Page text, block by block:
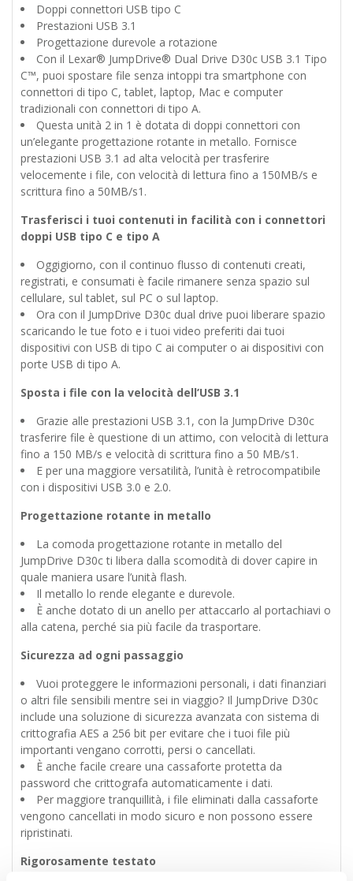
Doppi connettori USB tipo C
Prestazioni USB 3.1
Progettazione durevole a rotazione
Con il Lexar® JumpDrive® Dual Drive D30c USB 3.1 Tipo
C™, puoi spostare file senza intoppi tra smartphone con
connettori di tipo C, tablet, laptop, Mac e computer
tradizionali con connettori di tipo A.
Questa unità 2 in 1 è dotata di doppi connettori con
un’elegante progettazione rotante in metallo. Fornisce
prestazioni USB 3.1 ad alta velocità per trasferire
velocemente i file, con velocità di lettura fino a 150MB/s e
scrittura fino a 50MB/s1.
Trasferisci i tuoi contenuti in facilità con i connettori
doppi USB tipo C e tipo A
Oggigiorno, con il continuo flusso di contenuti creati,
registrati, e consumati è facile rimanere senza spazio sul
cellulare, sul tablet, sul PC o sul laptop.
Ora con il JumpDrive D30c dual drive puoi liberare spazio
scaricando le tue foto e i tuoi video preferiti dai tuoi
dispositivi con USB di tipo C ai computer o ai dispositivi con
porte USB di tipo A.
Sposta i file con la velocità dell’USB 3.1
Grazie alle prestazioni USB 3.1, con la JumpDrive D30c
trasferire file è questione di un attimo, con velocità di lettura
fino a 150 MB/s e velocità di scrittura fino a 50 MB/s1.
E per una maggiore versatilità, l’unità è retrocompatibile
con i dispositivi USB 3.0 e 2.0.
Progettazione rotante in metallo
La comoda progettazione rotante in metallo del
JumpDrive D30c ti libera dalla scomodità di dover capire in
quale maniera usare l’unità flash.
Il metallo lo rende elegante e durevole.
È anche dotato di un anello per attaccarlo al portachiavi o
alla catena, perché sia più facile da trasportare.
Sicurezza ad ogni passaggio
Vuoi proteggere le informazioni personali, i dati finanziari
o altri file sensibili mentre sei in viaggio? Il JumpDrive D30c
include una soluzione di sicurezza avanzata con sistema di
crittografia AES a 256 bit per evitare che i tuoi file più
importanti vengano corrotti, persi o cancellati.
È anche facile creare una cassaforte protetta da
password che crittografa automaticamente i dati.
Per maggiore tranquillità, i file eliminati dalla cassaforte
vengono cancellati in modo sicuro e non possono essere
ripristinati.
Rigorosamente testato